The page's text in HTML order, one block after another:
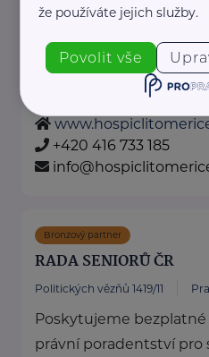
poskytovatel
který poskytuje tyto
+420 416 733 185
Bronzový partner
RADA SENIORŮ ČR
Politických vězňů 1419/11
Poskytujeme bezplatné
právní poradentství pro
že používáte jejich služby.
Povolit vše